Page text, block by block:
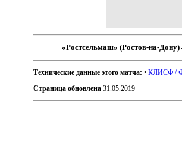
«Ростсельмаш» (Ростов-на-
Технические данные этого матча: •КЛИСФ /
Страница обновлена 31.05.2019